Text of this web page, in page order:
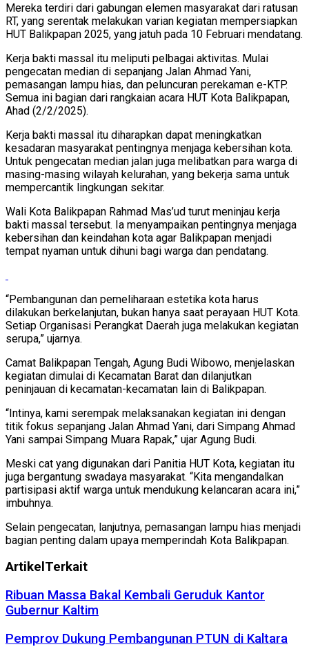
Mereka terdiri dari gabungan elemen masyarakat dari ratusan
RT, yang serentak melakukan varian kegiatan mempersiapkan
HUT Balikpapan 2025, yang jatuh pada 10 Februari mendatang.
Kerja bakti massal itu meliputi pelbagai aktivitas. Mulai
pengecatan median di sepanjang Jalan Ahmad Yani,
pemasangan lampu hias, dan peluncuran perekaman e-KTP.
Semua ini bagian dari rangkaian acara HUT Kota Balikpapan,
Ahad (2/2/2025).
Kerja bakti massal itu diharapkan dapat meningkatkan
kesadaran masyarakat pentingnya menjaga kebersihan kota.
Untuk pengecatan median jalan juga melibatkan para warga di
masing-masing wilayah kelurahan, yang bekerja sama untuk
mempercantik lingkungan sekitar.
Wali Kota Balikpapan Rahmad Mas’ud turut meninjau kerja
bakti massal tersebut. Ia menyampaikan pentingnya menjaga
kebersihan dan keindahan kota agar Balikpapan menjadi
tempat nyaman untuk dihuni bagi warga dan pendatang.
“Pembangunan dan pemeliharaan estetika kota harus
dilakukan berkelanjutan, bukan hanya saat perayaan HUT Kota.
Setiap Organisasi Perangkat Daerah juga melakukan kegiatan
serupa,” ujarnya.
Camat Balikpapan Tengah, Agung Budi Wibowo, menjelaskan
kegiatan dimulai di Kecamatan Barat dan dilanjutkan
peninjauan di kecamatan-kecamatan lain di Balikpapan.
“Intinya, kami serempak melaksanakan kegiatan ini dengan
titik fokus sepanjang Jalan Ahmad Yani, dari Simpang Ahmad
Yani sampai Simpang Muara Rapak,” ujar Agung Budi.
Meski cat yang digunakan dari Panitia HUT Kota, kegiatan itu
juga bergantung swadaya masyarakat. “Kita mengandalkan
partisipasi aktif warga untuk mendukung kelancaran acara ini,”
imbuhnya.
Selain pengecatan, lanjutnya, pemasangan lampu hias menjadi
bagian penting dalam upaya memperindah Kota Balikpapan.
Artikel Terkait
Ribuan Massa Bakal Kembali Geruduk Kantor
Gubernur Kaltim
Pemprov Dukung Pembangunan PTUN di Kaltara